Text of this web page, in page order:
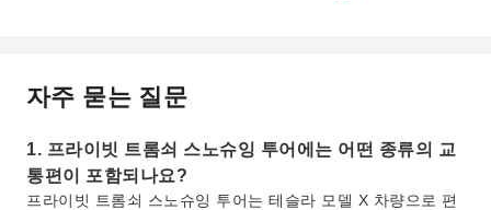
자주 묻는 질문
1. 프라이빗 트롬쇠 스노슈잉 투어에는 어떤 종류의 교
통편이 포함되나요?
프라이빗 트롬쇠 스노슈잉 투어는 테슬라 모델 X 차량으로 편